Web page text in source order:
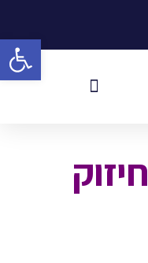
חיזוק
פתח